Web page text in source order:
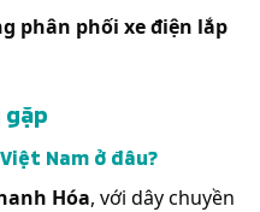
phân phối xe điện lắp
gặp
Nam ở đâu?
Hóa, với dây chuyền